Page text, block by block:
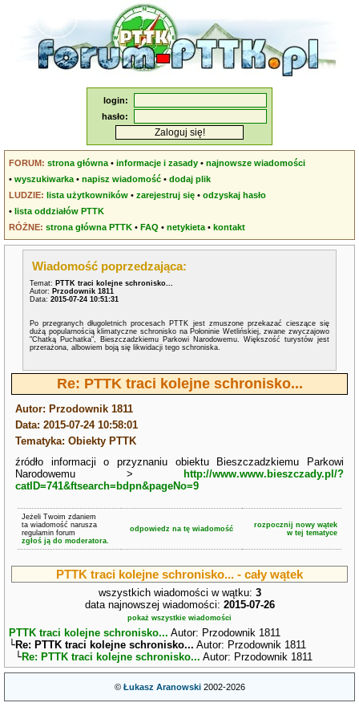
login:
hasło:
FORUM: strona główna •informacje i zasady •najnowsze wiadomości
•wyszukiwarka •napisz wiadomość •dodaj plik
LUDZIE: lista użytkowników •zarejestruj się •odzyskaj hasło
•lista oddziałów PTTK
RÓŻNE: strona główna PTTK •FAQ •netykieta •kontakt
Wiadomość poprzedzająca:
Temat: PTTK traci kolejne schronisko...
Autor: Przodownik 1811
Data:2015-07-24 10:51:31
Po przegranych długoletnich procesach PTTK jest zmuszone przekazać cieszące się
dużą popularnością klimatyczne schronisko na Połoninie Wetlińskiej, zwane zwyczajowo
"Chatką Puchatka", Bieszczadzkiemu Parkowi Narodowemu. Większość turystów jest
przerażona, albowiem boją się likwidacji tego schroniska.
Re: PTTK traci kolejne schronisko...
Autor: Przodownik 1811
Data: 2015-07-24 10:58:01
Tematyka: Obiekty PTTK
źródło informacji o przyznaniu obiektu Bieszczadzkiemu Parkowi
Narodowemu >
http://www.www.bieszczady.pl/?
catID=741&ftsearch=bdpn&pageNo=9
Jeżeli Twoim zdaniem
ta wiadomość narusza
regulamin forum
zgłoś ją do moderatora.
odpowiedz na tę wiadomość
rozpocznij nowy wątek
w tej tematyce
PTTK traci kolejne schronisko... - cały wątek
wszystkich wiadomości w wątku: 3
data najnowszej wiadomości: 2015-07-26
pokaż wszystkie wiadomości
PTTK traci kolejne schronisko... Autor: Przodownik 1811
└Re: PTTK traci kolejne schronisko... Autor: Przodownik 1811
└Re: PTTK traci kolejne schronisko... Autor: Przodownik 1811
© Łukasz Aranowski2002-2026